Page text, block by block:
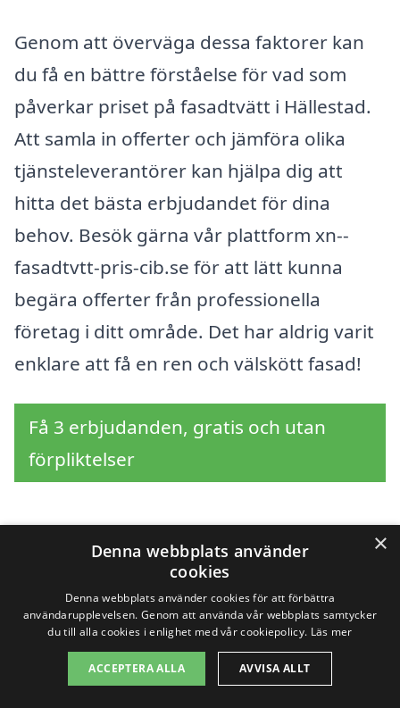
Genom att överväga dessa faktorer kan
du få en bättre förståelse för vad som
påverkar priset på fasadtvätt i Hällestad.
Att samla in offerter och jämföra olika
tjänsteleverantörer kan hjälpa dig att
hitta det bästa erbjudandet för dina
behov. Besök gärna vår plattform xn--
fasadtvtt-pris-cib.se för att lätt kunna
begära offerter från professionella
företag i ditt område. Det har aldrig varit
enklare att få en ren och välskött fasad!
Få 3 erbjudanden, gratis och utan
förpliktelser
Sök efter en
professionell för
fasadtvätt i andra
städer nära Hällestad
×
Denna webbplats använder
cookies
Denna webbplats använder cookies för att förbättra
användarupplevelsen. Genom att använda vår webbplats samtycker
du till alla cookies i enlighet med vår cookiepolicy. Läs mer
ACCEPTERA ALLA AVVISA ALLT